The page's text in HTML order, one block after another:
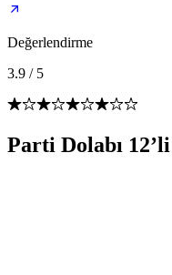
Değerlendirme
3.9 / 5
Parti Dolabı